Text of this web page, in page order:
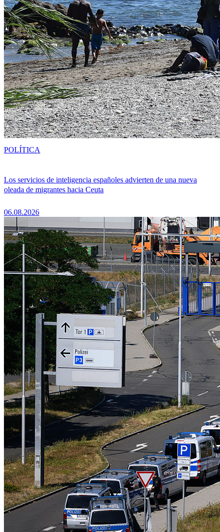
Los servicios de inteligencia españoles advierten de una nueva
oleada de migrantes hacia Ceuta
06.08.2026
POLÍTICA